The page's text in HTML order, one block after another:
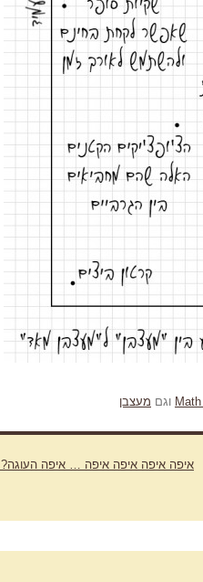
Math וגם מעצבן
איפה איפה איפה איפה … איפה העוגה?